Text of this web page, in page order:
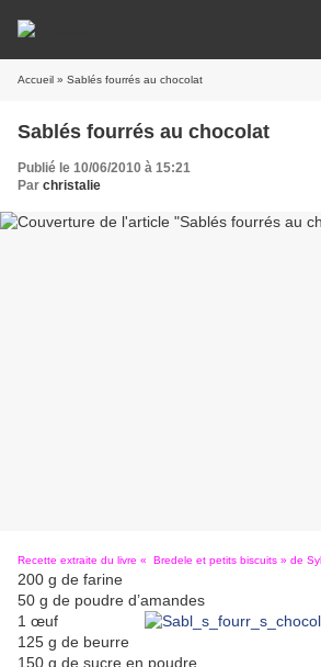
Accueil » Sablés fourrés au chocolat
Sablés fourrés au chocolat
Publié le 10/06/2010 à 15:21
Par christalie
Recette extraite du livre « Bredele et petits biscuits » de
200 g de farine
50 g de poudre d’amandes
1 œuf
125 g de beurre
150 g de sucre en poudre